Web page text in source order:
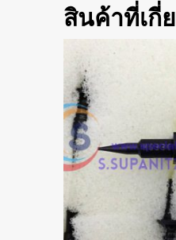
สินค้าที่เกี่